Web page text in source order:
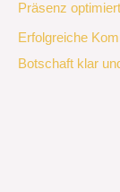
Präsenz optimiert
Erfolgreiche
Botschaft klar